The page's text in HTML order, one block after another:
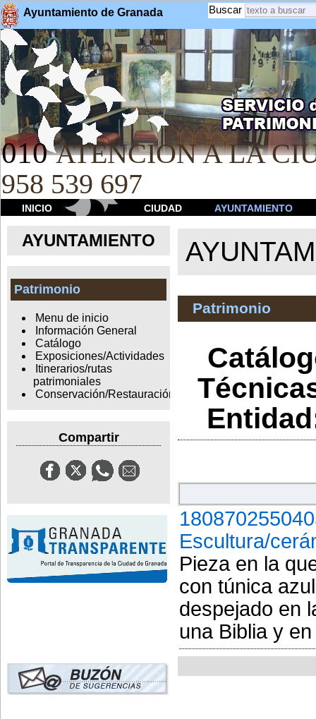
Ayuntamiento de Granada Buscar
010 ATENCION A LA
958 539 697
INICIO CIUDAD AYUNTAMIENTO
AYUNTAMIENTO
Patrimonio
Menu de inicio
Información General
Catálogo
Exposiciones/Actividades
Itinerarios/rutas
patrimoniales
Conservación/Restauración
Compartir
Patrimonio
Escultura/
Pieza en la
con túnica
despejado en
una Biblia y